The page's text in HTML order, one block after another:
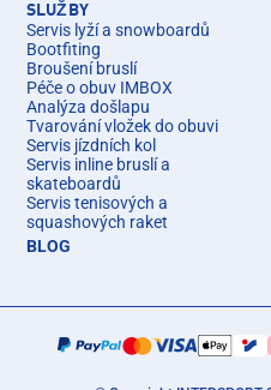
SLUŽBY
Servis lyží a snowboardů
Bootfiting
Broušení bruslí
Péče o obuv IMBOX
Analýza došlapu
Tvarování vložek do obuvi
Servis jízdních kol
Servis inline bruslí a
skateboardů
Servis tenisových a
squashových raket
BLOG